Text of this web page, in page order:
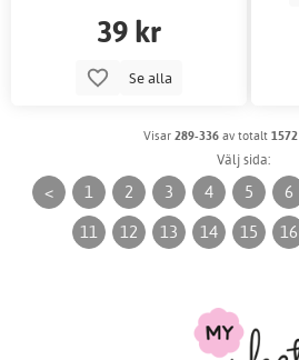
39 kr
Se alla
Visar 289-336 av totalt 1572
Välj sida:
< 1 2 3 4 5 6
11
12 13 14 15 16